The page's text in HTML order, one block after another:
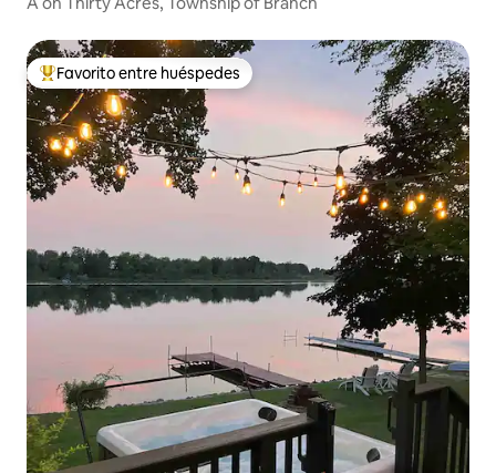
De los mejores en Favorito entre huéspedes
Favorito entre huéspedes